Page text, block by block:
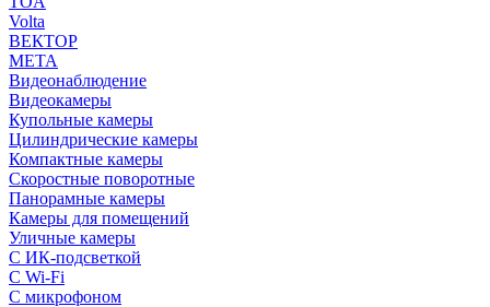
Volta
ВЕКТОР
МЕТА
Видеонаблюдение
Видеокамеры
Купольные камеры
Цилиндрические камеры
Компактные камеры
Скоростные поворотные
Панорамные камеры
Камеры для помещений
Уличные камеры
С ИК-подсветкой
С Wi-Fi
С микрофоном